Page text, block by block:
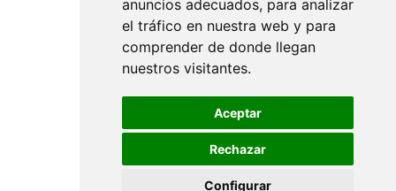
anuncios adecuados, para analizar
el tráfico en nuestra web y para
comprender de donde llegan
nuestros visitantes.
Aceptar
Rechazar
Configurar